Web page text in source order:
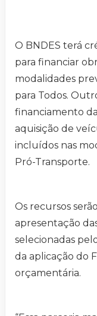
O BNDES terá
para financiar
modalidades
para Todos.
financiamento
aquisição de
incluídos nas
Pró-Transporte.
Os recursos
apresentação
selecionadas
da aplicação do
orçamentária.